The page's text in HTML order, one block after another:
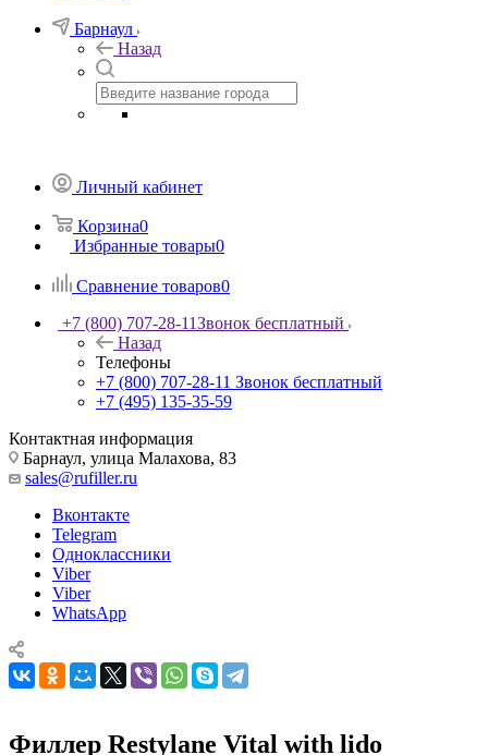
Барнаул
Назад
Личный кабинет
Корзина0
Избранные товары0
Сравнение товаров0
+7 (800) 707-28-11Звонок бесплатный
Назад
Телефоны
+7 (800) 707-28-11 Звонок бесплатный
+7 (495) 135-35-59
Контактная информация
Барнаул, улица Малахова, 83
sales@rufiller.ru
Вконтакте
Telegram
Одноклассники
Viber
Viber
WhatsApp
Филлер Restylane Vital with lido